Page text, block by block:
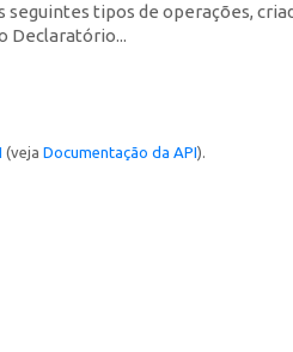
tipos de operações,
Declaratório...
(veja Documentação da API).